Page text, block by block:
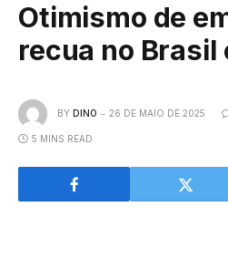
Otimismo de
recua no Brasil
BY DINO 26 DE MAIO DE 2025
5 MINS READ